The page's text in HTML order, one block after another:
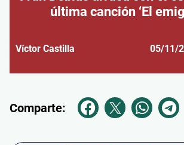
última canción ‘El
Víctor Castilla 05/11/
Comparte: